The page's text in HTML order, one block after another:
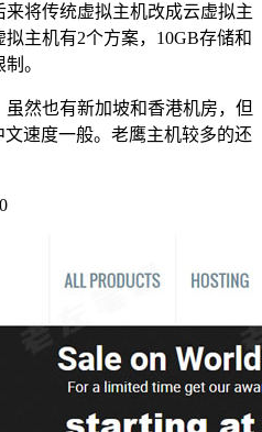
将传统虚拟主机改成云虚拟主
主机有2个方案，10GB存储和
。
然也有新加坡和香港机房，但
速度一般。老鹰主机较多的还